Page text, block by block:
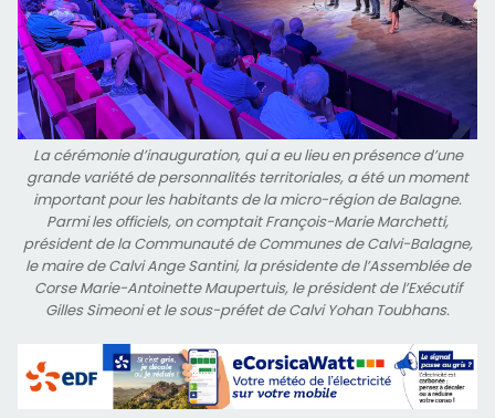
La cérémonie d’inauguration, qui a eu lieu en présence d’une
grande variété de personnalités territoriales, a été un moment
important pour les habitants de la micro-région de Balagne.
Parmi les officiels, on comptait François-Marie Marchetti,
président de la Communauté de Communes de Calvi-Balagne,
le maire de Calvi Ange Santini, la présidente de l’Assemblée de
Corse Marie-Antoinette Maupertuis, le président de l’Exécutif
Gilles Simeoni et le sous-préfet de Calvi Yohan Toubhans.